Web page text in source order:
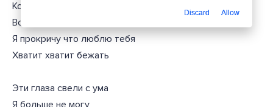
Когда на небе сияет луна
Вспоминаю лишь тебя
Я прокричу что люблю тебя
Хватит хватит бежать
Эти глаза свели с ума
Я больше не могу
Discard Allow